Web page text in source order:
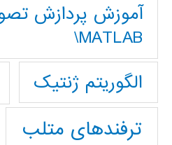
آموزش پردازش
MATLAB\
الگوریتم ژنتیک
ترفندهای متلب